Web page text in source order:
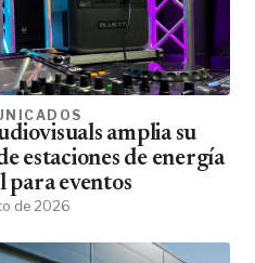
amplia su
estaciones de energía
eventos
de 2026